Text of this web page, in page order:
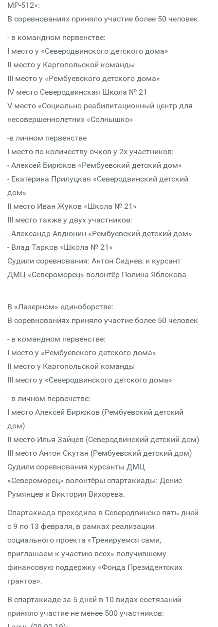
МР-512»:
В соревнованиях приняло участие более 50 человек.
- в командном первенстве:
I место у «Северодвинского детского дома»
II место у Каргопольской команды
III место у «Рембуевского детского дома»
IV место Северодвинская Школа № 21
V место «Социально реабилитационный центр для
несовершеннолетних «Солнышко»
-в личном первенстве
I место по количеству очков у 2х участников:
- Алексей Бирюков «Рембуевский детский дом»
- Екатерина Прилуцкая «Северодвинский детский
дом»
II место Иван Жуков «Школа № 21»
III место также у двух участников:
- Александр Авдюнин «Рембуевский детский дом»
- Влад Тарков «Школа № 21»
Судили соревнования: Антон Сиднев, и курсант
ДМЦ «Североморец» волонтёр Полина Яблокова
В «Лазерном» единоборстве:
В соревнованиях приняло участие более 50 человек
- в командном первенстве:
I место у «Рембуевского детского дома»
II место у Каргопольской команды
III место у «Северодвинского детского дома»
- в личном первенстве:
I место Алексей Бирюков (Рембуевский детский
дом)
II место Илья Зайцев (Северодвинский детский дом)
III место Антон Скутан (Рембуевский детский дом)
Судили соревнования курсанты ДМЦ
«Североморец» волонтёры спартакиады: Денис
Румянцев и Виктория Вихорева.
Спартакиада проходила в Северодвинске пять дней
с 9 по 13 февраля, в рамках реализации
социального проекта «Тренируемся сами,
приглашаем к участию всех» получившему
финансовую поддержку «Фонда Президентских
грантов».
В спартакиаде за 5 дней в 10 видах состязаний
приняло участие не менее 500 участников: